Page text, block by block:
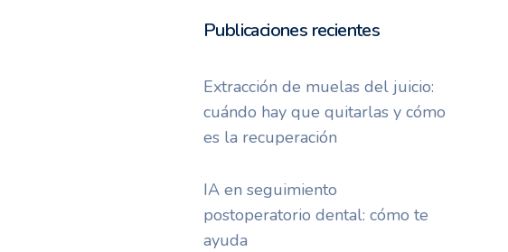
Publicaciones recientes
Extracción de muelas del juicio:
cuándo hay que quitarlas y cómo
es la recuperación
IA en seguimiento
postoperatorio dental: cómo te
ayuda